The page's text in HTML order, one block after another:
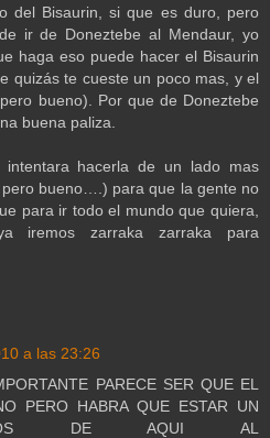
del Bisaurin, si que es duro, pero
ir de Doneztebe al Mendaur, yo
haga eso puede hacer el Bisaurin
quizás te cueste un poco mas, y el
bueno). Por que de Doneztebe
buena paliza.
hacerla de un lado mas
bueno….) para que la gente no
para ir todo el mundo que quiera,
iremos zarraka zarraka para
a las 23:26
PARECE SER QUE EL
PERO HABRA QUE ESTAR UN
DE AQUI AL